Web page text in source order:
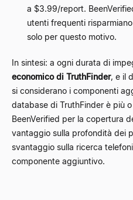
a $3.99/report.
utenti frequenti
solo per questo motivo.
In sintesi: a ogni durata di
economico di TruthFinder, e il
si considerano i componenti
database di TruthFinder è più
BeenVerified per la copertura
vantaggio sulla profondità dei
svantaggio sulla ricerca
componente aggiuntivo.